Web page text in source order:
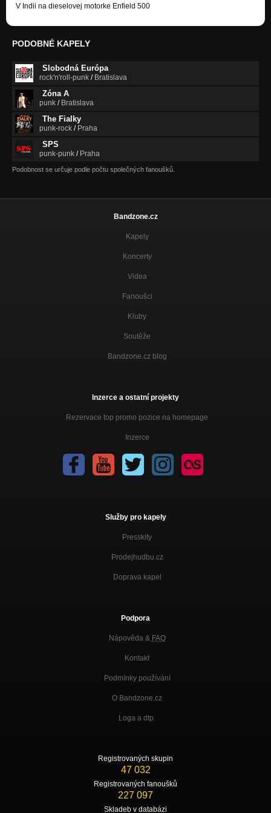
V Indii na dieselovej motorke Enfield 500
PODOBNÉ KAPELY
Slobodná Európa
rock'n'roll-punk / Bratislava
Zóna A
punk / Bratislava
The Fialky
punk-rock / Praha
SPS
punk-punk / Praha
Podobnost se určuje podle počtu společných fanoušků.
Bandzone.cz
Kapely
Koncerty
Videa
Fanoušci
Kluby
Soutěže
Bandzone.cz blog
Inzerce a ostatní projekty
Rezervace top promo pozice na homepage
Inzerce
Služby pro kapely
Presskity
Prodejhudbu.cz
Doprava kapel
Podpora
Nápověda & FAQ
Kontakt
Podmínky používání
O Bandzone.cz
Loga a dtp.
Registrovaných skupin
47 032
Registrovaných fanoušků
227 097
Skladeb v databázi